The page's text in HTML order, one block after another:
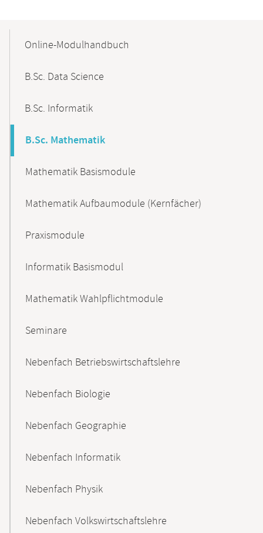
NavigationOnline-Modulhandbuch
B.Sc. Data Science
B.Sc. Informatik
B.Sc. Mathematik
Mathematik Basismodule
Mathematik Aufbaumodule (Kernfächer)
Praxismodule
Informatik Basismodul
Mathematik Wahlpflichtmodule
Seminare
Nebenfach Betriebswirtschaftslehre
Nebenfach Biologie
Nebenfach Geographie
Nebenfach Informatik
Nebenfach Physik
Nebenfach Volkswirtschaftslehre